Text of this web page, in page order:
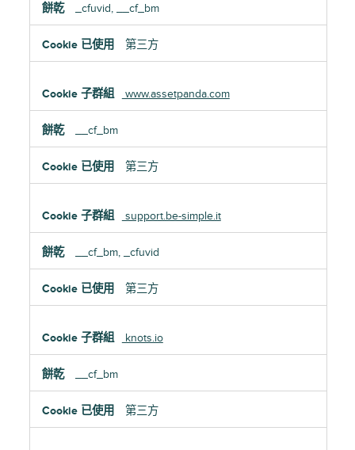
_cfuvid, __cf_bm
第三方
www.assetpanda.com
__cf_bm
第三方
support.be-simple.it
__cf_bm, _cfuvid
第三方
knots.io
__cf_bm
第三方